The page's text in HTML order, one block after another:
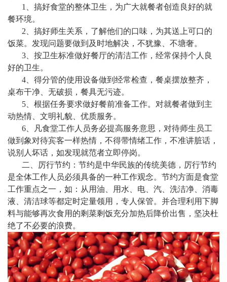
1、搞好食堂的整体卫生，为广大就餐者创造良好的就
餐环境。
2、搞好师生关系，了解他们的口味，为其送上可口的
饭菜。发现问题要做到及时地解决，不犹豫、不塘奢。
3、按卫生标准做好餐厅的清洁工作，经常保持个人良
好的卫生。
4、得分管的使用设备做到经常检查，餐桌摆放整齐，
桌布干净、无破损，餐具无污迹。
5、根据任务要求做好餐前准备工作。对就餐者做到主
动热情、文明礼貌、优质服务。
6、凡食堂工作人员务必提高服务意思，对待师生员工
做到象对待宾客一样热情，不得带情绪工作，不准讲脏话，
说别人坏话，如发现就范者立即停岗。
二、厉行节约：节约是中华民族的传统美德，厉行节约
是全体工作人员必须具备的一种工作观念。节约方面是食堂
工作重点之一，如：从用油、用水、电、汽、洗洁净、消毒
液、清洁球等都定时定量领用，专人保管。并合理利用下脚
料与能够再次食用的剩菜剩饭充分加热后降价出售，坚决杜
绝了不必要的浪费。